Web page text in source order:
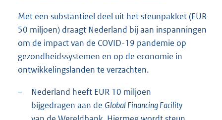
Met een substantieel deel uit het steunpakket (EUR
50 miljoen) draagt Nederland bij aan inspanningen
om de impact van de COVID-19 pandemie op
gezondheidssystemen en op de economie in
ontwikkelingslanden te verzachten.
–
Nederland heeft EUR 10 miljoen
bijgedragen aan de Global Financing Facility